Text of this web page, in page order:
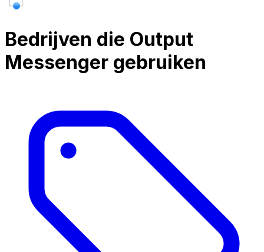
Bedrijven die Output
Messenger gebruiken